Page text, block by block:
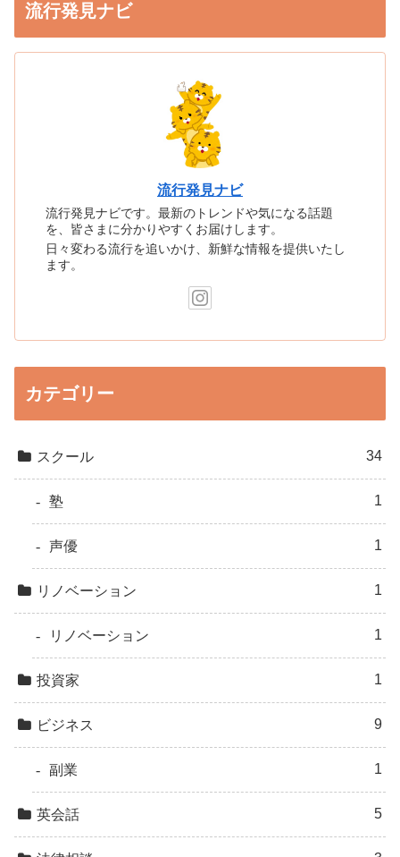
流行発見ナビ
流行発見ナビ
流行発見ナビです。最新のトレンドや気になる話題
を、皆さまに分かりやすくお届けします。
日々変わる流行を追いかけ、新鮮な情報を提供いたし
ます。
カテゴリー
スクール 34
塾 1
声優 1
リノベーション 1
リノベーション 1
投資家 1
ビジネス 9
副業 1
英会話 5